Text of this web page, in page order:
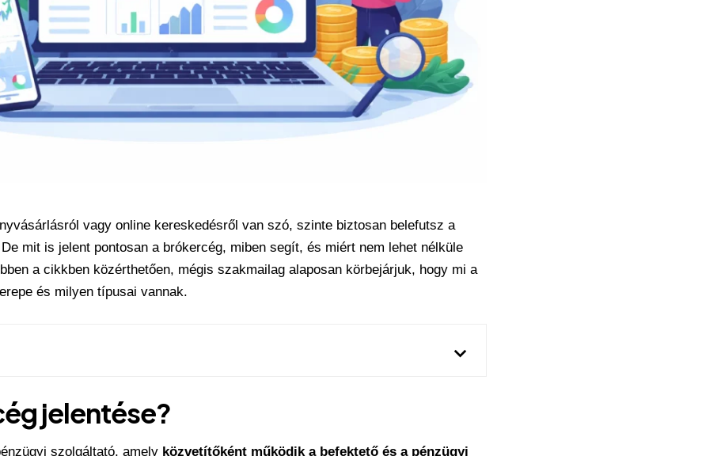
vagy online kereskedésről van szó, szinte biztosan belefutsz a
mit is jelent pontosan a brókercég, miben segít, és miért nem lehet nélküle
a cikkben közérthetően, mégis szakmailag alaposan körbejárjuk, hogy mi a
és milyen típusai vannak.
jelentése?
szolgáltató, amely közvetítőként működik a befektető és a pénzügyi